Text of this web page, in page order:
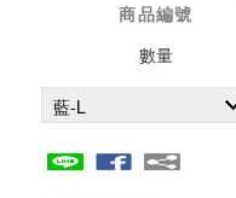
商品編號
數量